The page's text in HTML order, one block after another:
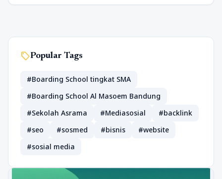
sellPopular Tags
#Boarding School tingkat SMA
#Boarding School Al Masoem Bandung
#Sekolah Asrama
#Mediasosial
#backlink
#seo
#sosmed #bisnis
#website
#sosial media